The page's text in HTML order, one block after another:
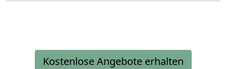
Kostenlose Angebote erhalten